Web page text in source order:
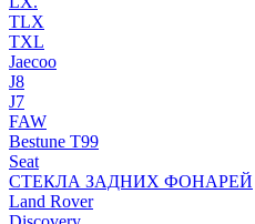
TLX
TXL
Jaecoo
J8
J7
FAW
Bestune T99
Seat
СТЕКЛА ЗАДНИХ ФОНАРЕЙ
Land Rover